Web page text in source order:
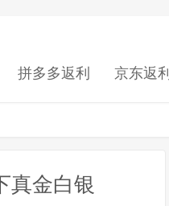
拼多多返利 京东返利
真金白银